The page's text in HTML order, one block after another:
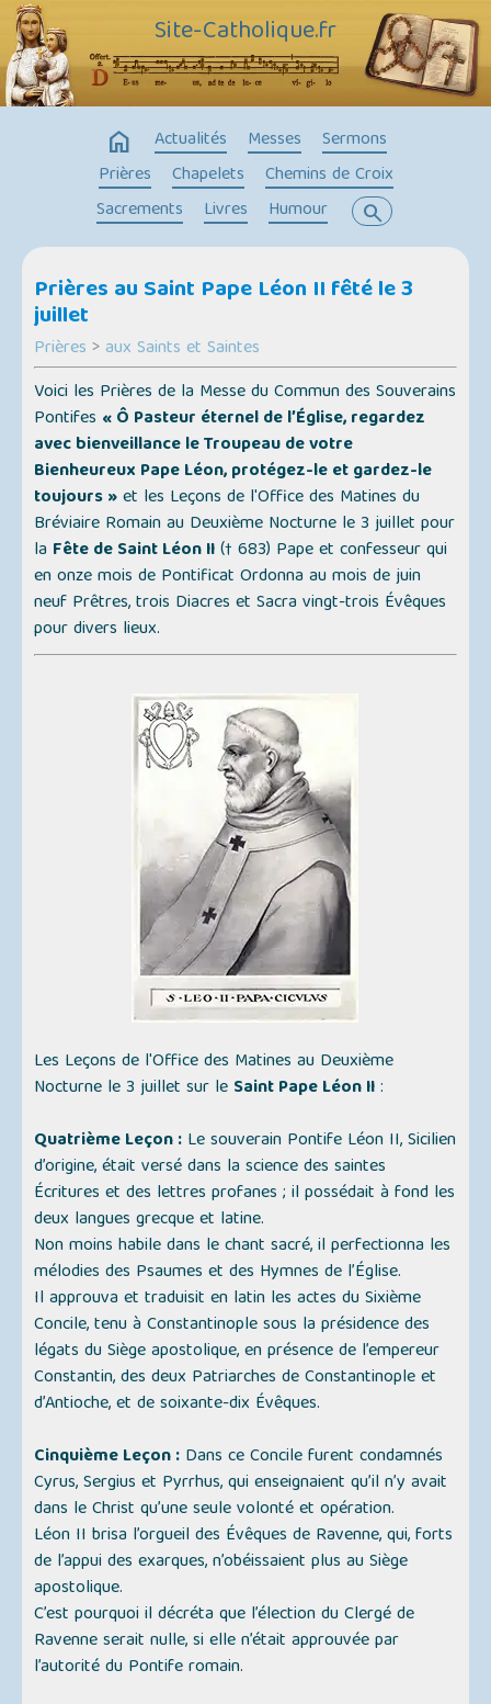
Site-Catholique.fr
home Actualités Messes
Sermons
Prières
Chapelets
Chemins de Croix
Sacrements
Livres Humour search
Prières au Saint Pape Léon II fêté le 3
juillet
Prières > aux Saints et Saintes
Voici les Prières de la Messe du Commun des Souverains
Pontifes « Ô Pasteur éternel de l’Église, regardez
avec bienveillance le Troupeau de votre
Bienheureux Pape Léon, protégez-le et gardez-le
toujours »et les Leçons de l'Office des Matines du
Bréviaire Romain au Deuxième Nocturne le 3 juillet pour
la Fête de Saint Léon II(† 683) Pape et confesseur qui
en onze mois de Pontificat Ordonna au mois de juin
neuf Prêtres, trois Diacres et Sacra vingt-trois Évêques
pour divers lieux.
Les Leçons de l'Office des Matines au Deuxième
Nocturne le 3 juillet sur le Saint Pape Léon II:
Quatrième Leçon : Le souverain Pontife Léon II, Sicilien
d’origine, était versé dans la science des saintes
Écritures et des lettres profanes ; il possédait à fond les
deux langues grecque et latine.
Non moins habile dans le chant sacré, il perfectionna les
mélodies des Psaumes et des Hymnes de l’Église.
Il approuva et traduisit en latin les actes du Sixième
Concile, tenu à Constantinople sous la présidence des
légats du Siège apostolique, en présence de l’empereur
Constantin, des deux Patriarches de Constantinople et
d’Antioche, et de soixante-dix Évêques.
Cinquième Leçon : Dans ce Concile furent condamnés
Cyrus, Sergius et Pyrrhus, qui enseignaient qu’il n’y avait
dans le Christ qu’une seule volonté et opération.
Léon II brisa l’orgueil des Évêques de Ravenne, qui, forts
de l’appui des exarques, n’obéissaient plus au Siège
apostolique.
C’est pourquoi il décréta que l’élection du Clergé de
Ravenne serait nulle, si elle n’était approuvée par
l’autorité du Pontife romain.